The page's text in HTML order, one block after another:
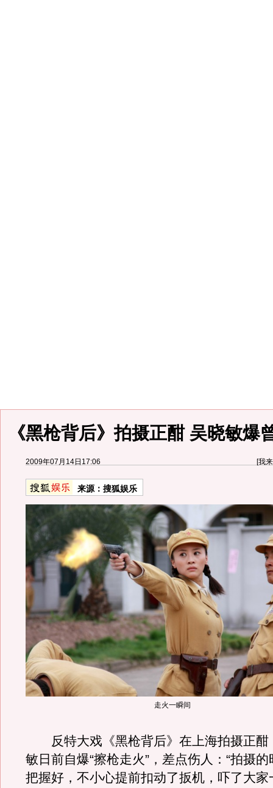
《黑枪背后》拍摄正酣 吴晓敏爆
2009年07月14日17:06 [我
来源： 搜狐娱乐
走火一瞬间
反特大戏《黑枪背后》在上海拍摄正酣
敏日前自爆“擦枪走火”，差点伤人：“拍摄
把握好，不小心提前扣动了扳机，吓了大家